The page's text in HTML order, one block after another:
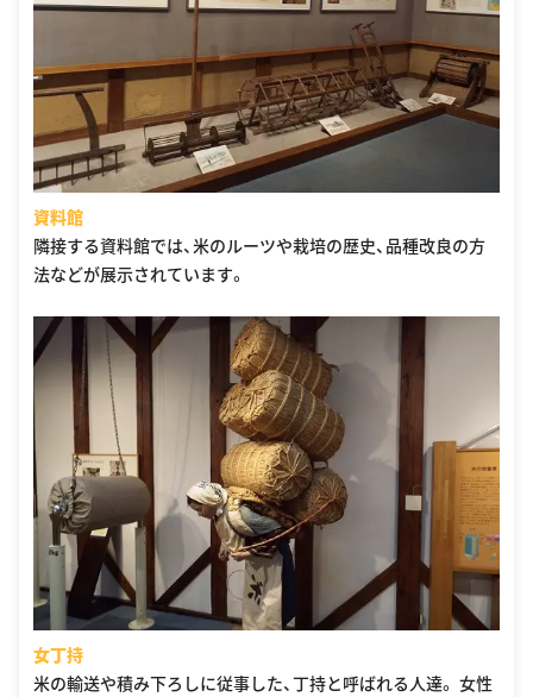
資料館
隣接する資料館では、米のルーツや栽培の歴史、品種改良の方
法などが展示されています。
女丁持
米の輸送や積み下ろしに従事した、丁持と呼ばれる人達。 女性